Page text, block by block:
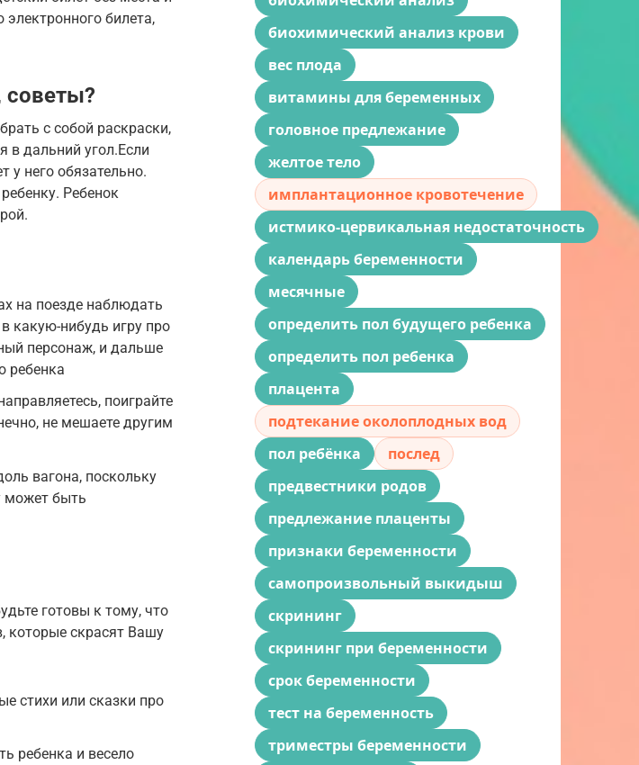
билета,
советы?
с собой раскраски,
в дальний угол.Если
у него обязательно.
Ребенок
на поезде наблюдать
какую-нибудь игру про
персонаж, и дальше
ребенка
поиграйте
не мешаете другим
вагона, поскольку
может быть
готовы к тому, что
которые скрасят Вашу
стихи или сказки про
ребенка и весело
биохимический анализ крови
вес плода
витамины для беременных
головное предлежание
желтое тело
имплантационное кровотечение
истмико-цервикальная недостаточность
календарь беременности
месячные
определить пол будущего ребенка
определить пол ребенка
плацента
подтекание околоплодных вод
пол ребёнка
послед
предвестники родов
предлежание плаценты
признаки беременности
самопроизвольный выкидыш
скрининг
скрининг при беременности
срок беременности
тест на беременность
триместры беременности